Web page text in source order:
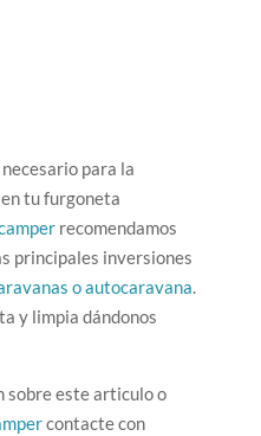
para la
tu furgoneta
recomendamos
principales inversiones
o autocaravana.
y limpia dándonos
sobre este articulo o
contacte con